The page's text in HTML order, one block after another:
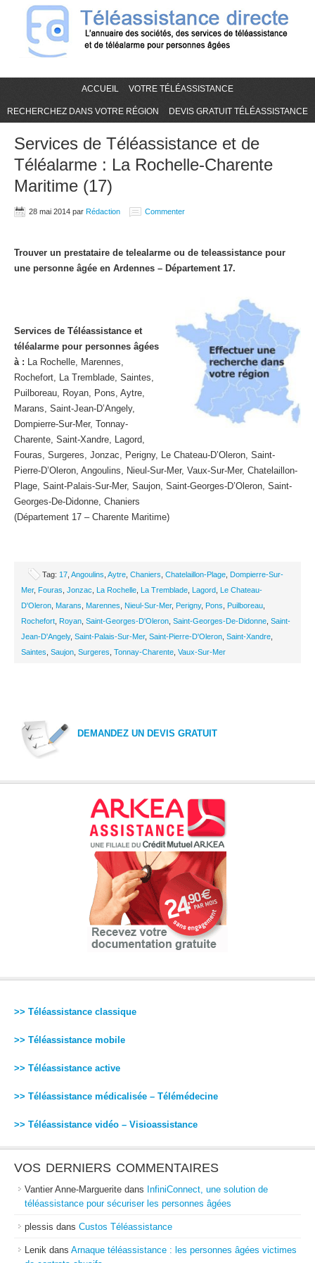
ACCUEIL VOTRE TÉLÉASSISTANCE
RECHERCHEZ DANS VOTRE RÉGION DEVIS GRATUIT TÉLÉASSISTANCE
Services de Téléassistance et de
Téléalarme : La Rochelle-Charente
Maritime (17)
28 mai 2014 par Rédaction Commenter
Trouver un prestataire de telealarme ou de teleassistance pour
une personne âgée en Ardennes – Département 17.
Services de Téléassistance et
téléalarme pour personnes âgées
à : La Rochelle, Marennes,
Rochefort, La Tremblade, Saintes,
Puilboreau, Royan, Pons, Aytre,
Marans, Saint-Jean-D’Angely,
Dompierre-Sur-Mer, Tonnay-
Charente, Saint-Xandre, Lagord,
Fouras, Surgeres, Jonzac, Perigny, Le Chateau-D’Oleron, Saint-
Pierre-D’Oleron, Angoulins, Nieul-Sur-Mer, Vaux-Sur-Mer, Chatelaillon-
Plage, Saint-Palais-Sur-Mer, Saujon, Saint-Georges-D’Oleron, Saint-
Georges-De-Didonne, Chaniers
(Département 17 – Charente Maritime)
Tag: 17 Angoulins Aytre Chaniers Chatelaillon-Plage Dompierre-Sur-
Mer, Fouras Jonzac La Rochelle La Tremblade Lagord Le Chateau-
D'Oleron Marans Marennes Nieul-Sur-Mer, Perigny, Pons Puilboreau
Rochefort Royan Saint-Georges-D'Oleron Saint-Georges-De-Didonne Saint-
Jean-D'Angely, Saint-Palais-Sur-Mer, Saint-Pierre-D'Oleron Saint-Xandre
Saintes Saujon Surgeres Tonnay-Charente Vaux-Sur-Mer
DEMANDEZ UN DEVIS GRATUIT
>> Téléassistance classique
>> Téléassistance mobile
>> Téléassistance active
>> Téléassistance médicalisée – Télémédecine
>> Téléassistance vidéo – Visioassistance
VOS DERNIERS COMMENTAIRES
Vantier Anne-Marguerite dans InfiniConnect, une solution de
téléassistance pour sécuriser les personnes âgées
plessis dans Custos Téléassistance
Lenik dans Arnaque téléassistance : les personnes âgées victimes